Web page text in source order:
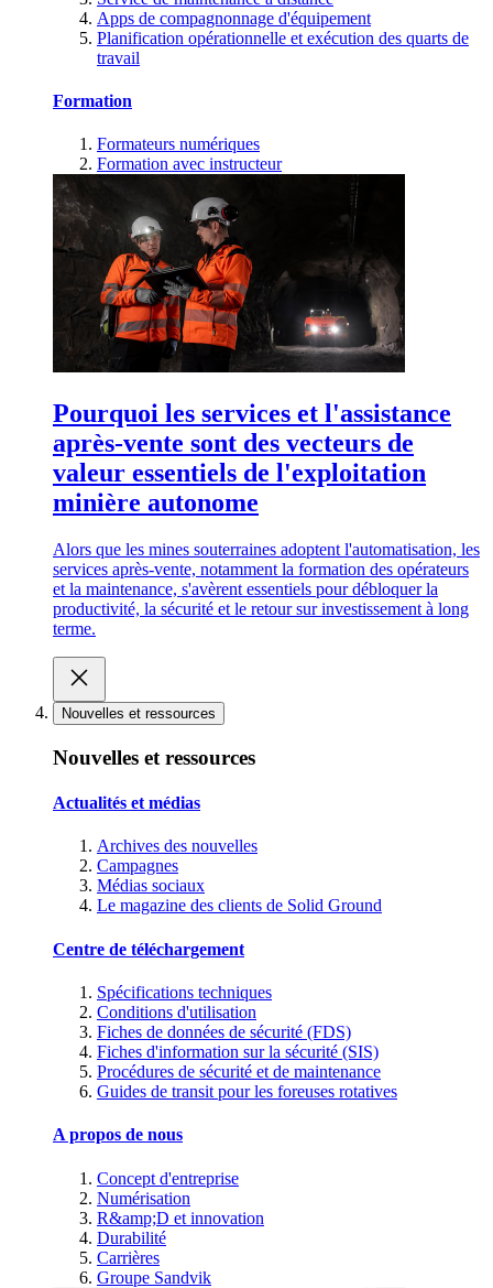
Apps de compagnonnage d'équipement
Planification opérationnelle et exécution des quarts de
travail
Formation
Formateurs numériques
Formation avec instructeur
Pourquoi les services et l'assistance
après-vente sont des vecteurs de
valeur essentiels de l'exploitation
minière autonome
Alors que les mines souterraines adoptent l'automatisation, les
services après-vente, notamment la formation des opérateurs
et la maintenance, s'avèrent essentiels pour débloquer la
productivité, la sécurité et le retour sur investissement à long
terme.
Nouvelles et ressources
Nouvelles et ressources
Actualités et médias
Archives des nouvelles
Campagnes
Médias sociaux
Le magazine des clients de Solid Ground
Centre de téléchargement
Spécifications techniques
Conditions d'utilisation
Fiches de données de sécurité (FDS)
Fiches d'information sur la sécurité (SIS)
Procédures de sécurité et de maintenance
Guides de transit pour les foreuses rotatives
A propos de nous
Concept d'entreprise
Numérisation
R&amp;D et innovation
Durabilité
Carrières
Groupe Sandvik